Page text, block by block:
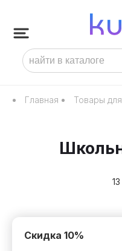
Главная Товары
Скидка 10%